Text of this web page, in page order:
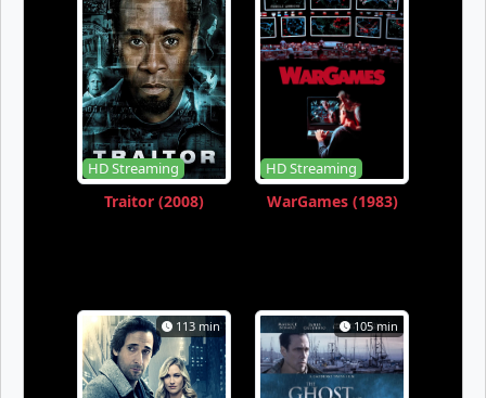
HD Streaming
Traitor (2008)
HD Streaming
WarGames (1983)
113 min 105 min